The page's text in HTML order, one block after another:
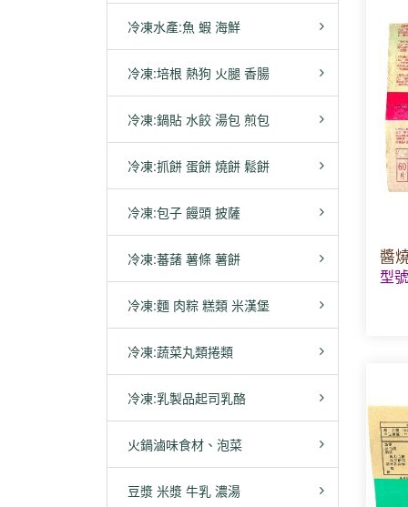
冷凍水產:魚 蝦 海鮮
冷凍:培根 熱狗 火腿 香腸
冷凍:鍋貼 水餃 湯包 煎包
冷凍:抓餅 蛋餅 燒餅 鬆餅
冷凍:包子 饅頭 披薩
冷凍:蕃藷 薯條 薯餅
冷凍:麵 肉粽 糕類 米漢堡
冷凍:蔬菜丸類捲類
冷凍:乳製品起司乳酪
火鍋滷味食材、泡菜
豆漿 米漿 牛乳 濃湯
醬
型